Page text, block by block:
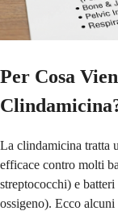
Per Cosa
La clindamicina tratta
efficace contro molti
streptococchi) e
ossigeno). Ecco